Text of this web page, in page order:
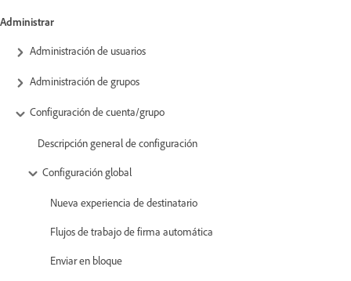
Administrar
Administración de usuarios
Administración de grupos
Configuración de cuenta/grupo
Descripción general de configuración
Configuración global
Nueva experiencia de destinatario
Flujos de trabajo de firma automática
Enviar en bloque